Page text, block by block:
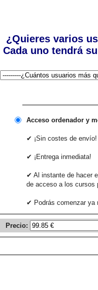
¿Quieres varios
Cada uno tendrá
Acceso ordenador y
✔ ¡Sin costes de envío!
✔ ¡Entrega inmediata!
✔ Al instante de hacer
de acceso a los cursos
✔ Podrás comenzar ya
Precio: